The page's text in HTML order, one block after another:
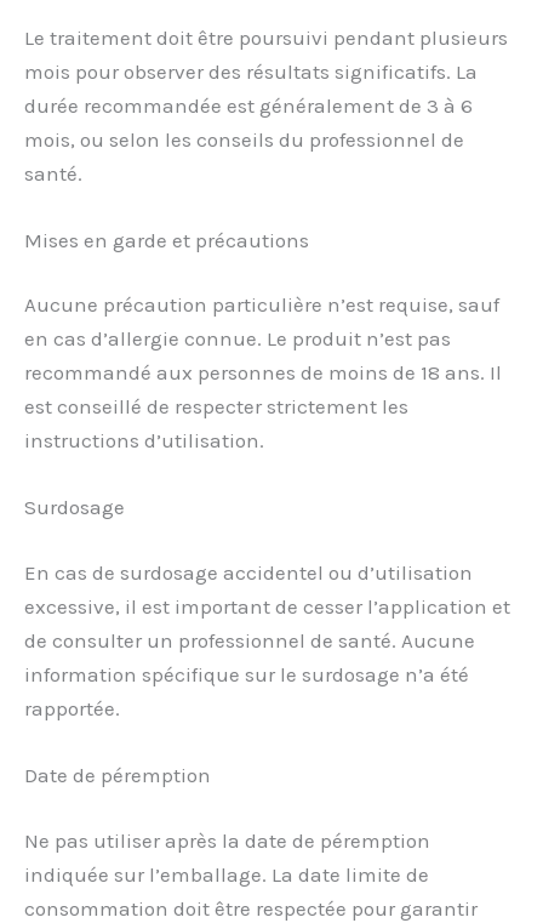
Le traitement doit être poursuivi pendant plusieurs
mois pour observer des résultats significatifs. La
durée recommandée est généralement de 3 à 6
mois, ou selon les conseils du professionnel de
santé.
Mises en garde et précautions
Aucune précaution particulière n’est requise, sauf
en cas d’allergie connue. Le produit n’est pas
recommandé aux personnes de moins de 18 ans. Il
est conseillé de respecter strictement les
instructions d’utilisation.
Surdosage
En cas de surdosage accidentel ou d’utilisation
excessive, il est important de cesser l’application et
de consulter un professionnel de santé. Aucune
information spécifique sur le surdosage n’a été
rapportée.
Date de péremption
Ne pas utiliser après la date de péremption
indiquée sur l’emballage. La date limite de
consommation doit être respectée pour garantir